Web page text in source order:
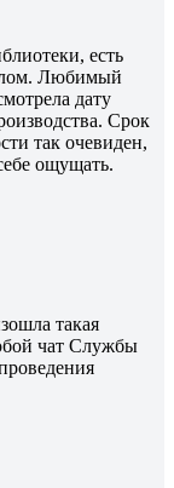
есть
Любимый
дату
Срок
так очевиден,
ощущать.
такая
чат Службы